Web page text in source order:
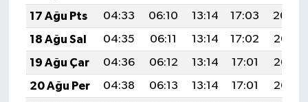
17 Ağu Pts
04:33 06:10 13:14 17:03
20:09
18 Ağu Sal
04:35 06:11 13:14 17:02
20:08
19 Ağu Çar
04:36 06:12 13:14 17:01
20:06
20 Ağu Per
04:38 06:13 13:14 17:01
20:05